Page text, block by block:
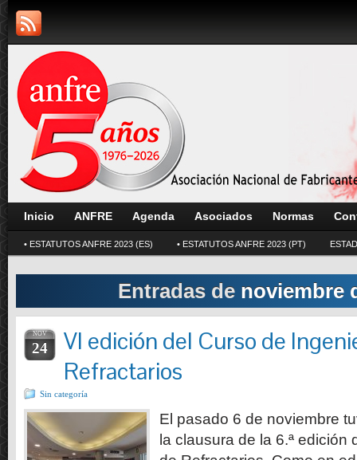
Inicio ANFRE Agenda Asociados Normas
• ESTATUTOS ANFRE 2023 (ES) • ESTATUTOS ANFRE 2023 (PT)
Entradas de noviembre
NOV
24
VI edición del Curso de
Refractarios
Sin categoría
El pasado 6 de noviembre
la clausura de la 6.ª